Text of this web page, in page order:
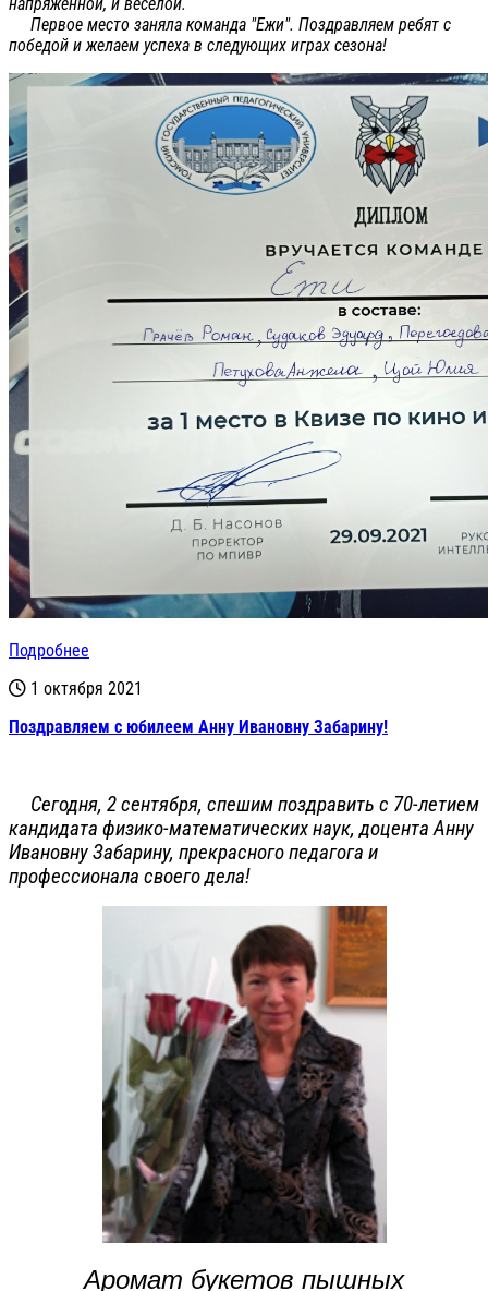
Первое место заняла команда "Ежи". Поздравляем ребят с
победой и желаем успеха в следующих играх сезона!
Подробнее
1 октября 2021
Поздравляем с юбилеем Анну Ивановну Забарину!
Сегодня, 2 сентября, спешим поздравить с 70-летием
кандидата физико-математических наук, доцента Анну
Ивановну Забарину, прекрасного педагога и
профессионала своего дела!
Аромат букетов пышных